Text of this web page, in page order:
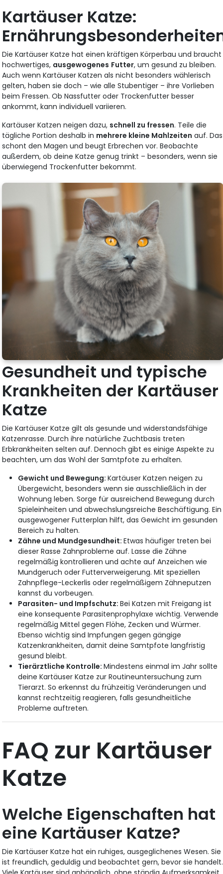
Kartäuser Katze:
Die Kartäuser Katze hat einen kräftigen Körperbau und braucht
hochwertiges, ausgewogenes Futter, um gesund zu bleiben.
Auch wenn Kartäuser Katzen als nicht besonders wählerisch
gelten, haben sie doch – wie alle Stubentiger – ihre Vorlieben
beim Fressen. Ob Nassfutter oder Trockenfutter besser
ankommt, kann individuell variieren.
Kartäuser Katzen neigen dazu, schnell zu fressen. Teile die
tägliche Portion deshalb in mehrere kleine Mahlzeiten auf. Das
schont den Magen und beugt Erbrechen vor. Beobachte
außerdem, ob deine Katze genug trinkt – besonders, wenn sie
überwiegend Trockenfutter bekommt.
Gesundheit und typische
Krankheiten der Kartäuser
Katze
Die Kartäuser Katze gilt als gesunde und widerstandsfähige
Katzenrasse. Durch ihre natürliche Zuchtbasis treten
Erbkrankheiten selten auf. Dennoch gibt es einige Aspekte zu
beachten, um das Wohl der Samtpfote zu erhalten.
Gewicht und Bewegung:Kartäuser Katzen neigen zu
Übergewicht, besonders wenn sie ausschließlich in der
Wohnung leben. Sorge für ausreichend Bewegung durch
Spieleinheiten und abwechslungsreiche Beschäftigung. Ein
ausgewogener Futterplan hilft, das Gewicht im gesunden
Bereich zu halten.
Zähne und Mundgesundheit:Etwas häufiger treten bei
dieser Rasse Zahnprobleme auf. Lasse die Zähne
regelmäßig kontrollieren und achte auf Anzeichen wie
Mundgeruch oder Futterverweigerung. Mit speziellen
Zahnpflege-Leckerlis oder regelmäßigem Zähneputzen
kannst du vorbeugen.
Parasiten- und Impfschutz:Bei Katzen mit Freigang ist
eine konsequente Parasitenprophylaxe wichtig. Verwende
regelmäßig Mittel gegen Flöhe, Zecken und Würmer.
Ebenso wichtig sind Impfungen gegen gängige
Katzenkrankheiten, damit deine Samtpfote langfristig
gesund bleibt.
Tierärztliche Kontrolle:Mindestens einmal im Jahr sollte
deine Kartäuser Katze zur Routineuntersuchung zum
Tierarzt. So erkennst du frühzeitig Veränderungen und
kannst rechtzeitig reagieren, falls gesundheitliche
Probleme auftreten.
FAQ zur Kartäuser
Katze
Welche Eigenschaften hat
eine Kartäuser Katze?
Die Kartäuser Katze hat ein ruhiges, ausgeglichenes Wesen. Sie
ist freundlich, geduldig und beobachtet gern, bevor sie handelt.